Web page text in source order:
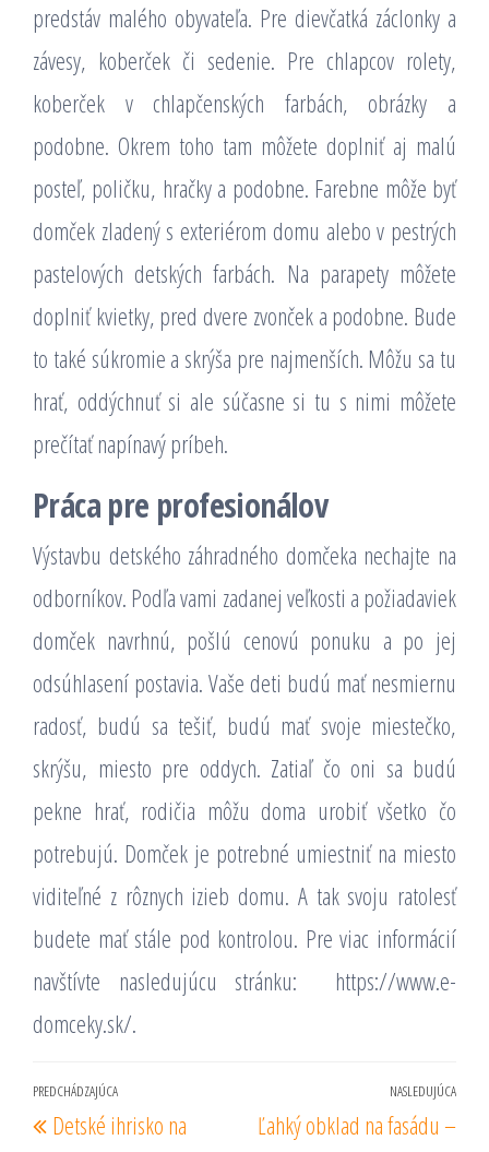
predstáv malého obyvateľa. Pre dievčatká záclonky a
závesy, koberček či sedenie. Pre chlapcov rolety,
koberček v chlapčenských farbách, obrázky a
podobne. Okrem toho tam môžete doplniť aj malú
posteľ, poličku, hračky a podobne. Farebne môže byť
domček zladený s exteriérom domu alebo v pestrých
pastelových detských farbách. Na parapety môžete
doplniť kvietky, pred dvere zvonček a podobne. Bude
to také súkromie a skrýša pre najmenších. Môžu sa tu
hrať, oddýchnuť si ale súčasne si tu s nimi môžete
prečítať napínavý príbeh.
Práca pre profesionálov
Výstavbu detského záhradného domčeka nechajte na
odborníkov. Podľa vami zadanej veľkosti a požiadaviek
domček navrhnú, pošlú cenovú ponuku a po jej
odsúhlasení postavia. Vaše deti budú mať nesmiernu
radosť, budú sa tešiť, budú mať svoje miestečko,
skrýšu, miesto pre oddych. Zatiaľ čo oni sa budú
pekne hrať, rodičia môžu doma urobiť všetko čo
potrebujú. Domček je potrebné umiestniť na miesto
viditeľné z rôznych izieb domu. A tak svoju ratolesť
budete mať stále pod kontrolou. Pre viac informácií
navštívte nasledujúcu stránku: https://www.e-
domceky.sk/.
Navigácia
v
Predchádzajúci
príspevok
PREDCHÁDZAJÚCA
Detské ihrisko na
NASLEDUJÚCA
Ľahký obklad na fasádu –